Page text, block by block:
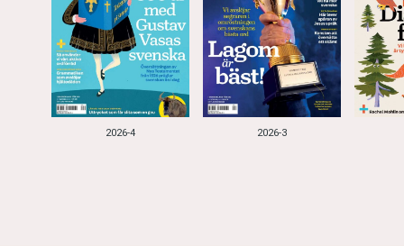
2026-4 2026-3